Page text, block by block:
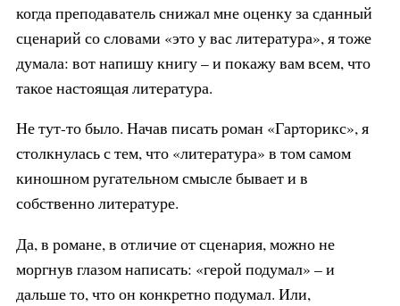
когда преподаватель снижал мне оценку за сданный
сценарий со словами «это у вас литература», я тоже
думала: вот напишу книгу – и покажу вам всем, что
такое настоящая литература.
Не тут-то было. Начав писать роман «Гарторикс», я
столкнулась с тем, что «литература» в том самом
киношном ругательном смысле бывает и в
собственно литературе.
Да, в романе, в отличие от сценария, можно не
моргнув глазом написать: «герой подумал» – и
дальше то, что он конкретно подумал. Или,